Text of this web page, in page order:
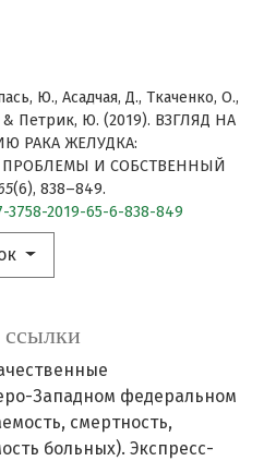
Ю., Асадчая, Д., Ткаченко, О.,
Петрик, Ю. (2019). ВЗГЛЯД НА
РАКА ЖЕЛУДКА:
И СОБСТВЕННЫЙ
(6), 838–849.
2019-65-6-838-849
Западном федеральном
смертность,
больных). Экспресс-